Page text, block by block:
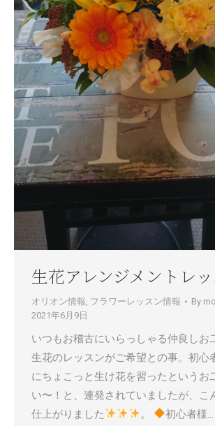
生花アレンジメントレ
オリオン情報 フラワーレッスン情報 By
2021年6月9日
いつもお稽古にいらっしゃる仲良しお
生花のレッスンがご希望との事。初心
にちょこっと生け花を習ったというお
い〜！と、連発されていましたが、こ
仕上がりました
。 初心者様…